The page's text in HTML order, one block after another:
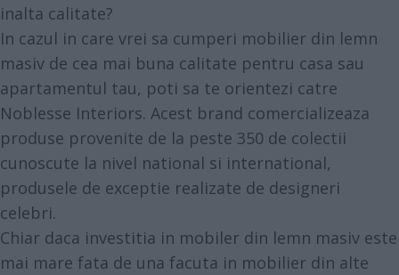
inalta calitate?
In cazul in care vrei sa cumperi mobilier din lemn
masiv de cea mai buna calitate pentru casa sau
apartamentul tau, poti sa te orientezi catre
Noblesse Interiors. Acest brand comercializeaza
produse provenite de la peste 350 de colectii
cunoscute la nivel national si international,
produsele de exceptie realizate de designeri
celebri.
Chiar daca investitia in mobiler din lemn masiv este
mai mare fata de una facuta in mobilier din alte